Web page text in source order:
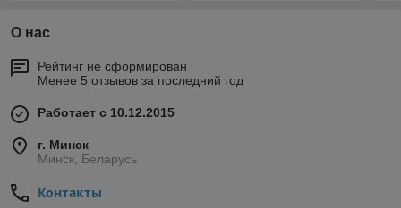
О нас
Рейтинг не сформирован
Менее 5 отзывов за последний год
Работает с 10.12.2015
г. Минск
Минск, Беларусь
Контакты